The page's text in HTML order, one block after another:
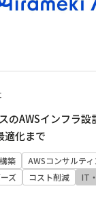
のAWSインフラ設
適化まで
築
AWSコンサルテ
ズ
コスト削減 IT